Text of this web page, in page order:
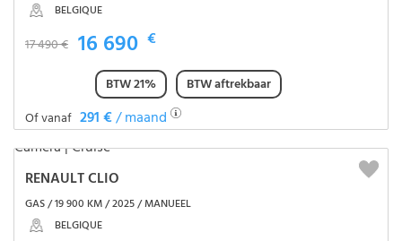
BELGIQUE
17 490 € 16 690 €
BTW 21%
BTW aftrekbaar
Of vanaf 291 €/ maand
RENAULT CLIO
GAS / 19 900 KM / 2025 / MANUEEL
BELGIQUE